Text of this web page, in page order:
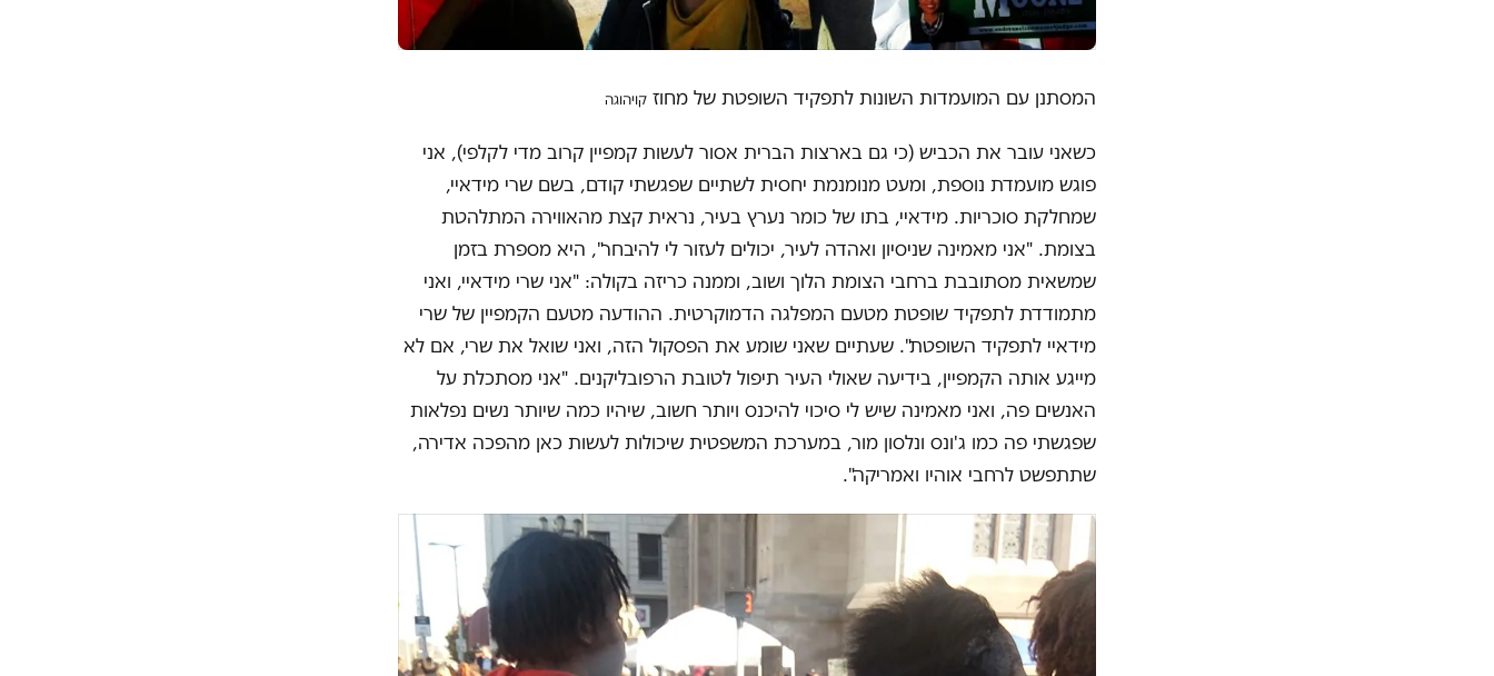
המסתנן עם המועמדות השונות לתפקיד השופטת של מחוז קויהוגה
כשאני עובר את הכביש (כי גם בארצות הברית אסור לעשות קמפיין קרוב מדי לקלפי), אני
פוגש מועמדת נוספת, ומעט מנומנמת יחסית לשתיים שפגשתי קודם, בשם שרי מידאיי,
שמחלקת סוכריות. מידאיי, בתו של כומר נערץ בעיר, נראית קצת מהאווירה המתלהטת
בצומת. "אני מאמינה שניסיון ואהדה לעיר, יכולים לעזור לי להיבחר", היא מספרת בזמן
שמשאית מסתובבת ברחבי הצומת הלוך ושוב, וממנה כריזה בקולה: "אני שרי מידאיי, ואני
מתמודדת לתפקיד שופטת מטעם המפלגה הדמוקרטית. ההודעה מטעם הקמפיין של שרי
מידאיי לתפקיד השופטת". שעתיים שאני שומע את הפסקול הזה, ואני שואל את שרי, אם לא
מייגע אותה הקמפיין, בידיעה שאולי העיר תיפול לטובת הרפובליקנים. "אני מסתכלת על
האנשים פה, ואני מאמינה שיש לי סיכוי להיכנס ויותר חשוב, שיהיו כמה שיותר נשים נפלאות
שפגשתי פה כמו ג'ונס ונלסון מור, במערכת המשפטית שיכולות לעשות כאן מהפכה אדירה,
שתתפשט לרחבי אוהיו ואמריקה".